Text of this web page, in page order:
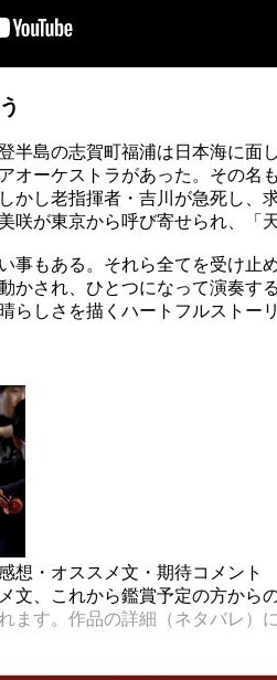
半島の志賀町福浦は日本海に面
オーケストラがあった。その
かし老指揮者・吉川が急死し、
咲が東京から呼び寄せられ、「
事もある。それら全てを受け止
かされ、ひとつになって演奏す
らしさを描くハートフルストーリ
想・オススメ文・期待コメント
文、これから鑑賞予定の方から
ます。作品の詳細（ネタバレ）